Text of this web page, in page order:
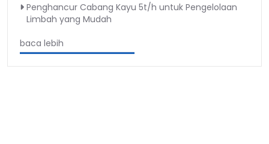
Penghancur Cabang Kayu 5t/h untuk Pengelolaan
Limbah yang Mudah
baca lebih